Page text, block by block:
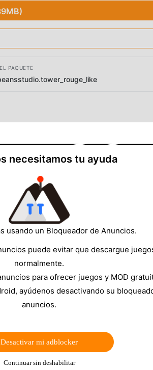
PAQUETE
necesitamos tu ayuda
usando un Bloqueador de Anuncios.
puede evitar que descargue
normalmente.
para ofrecer juegos y MOD
ayúdenos desactivando su
anuncios.
Desactivar mi adblocker
Continuar sin deshabilitar